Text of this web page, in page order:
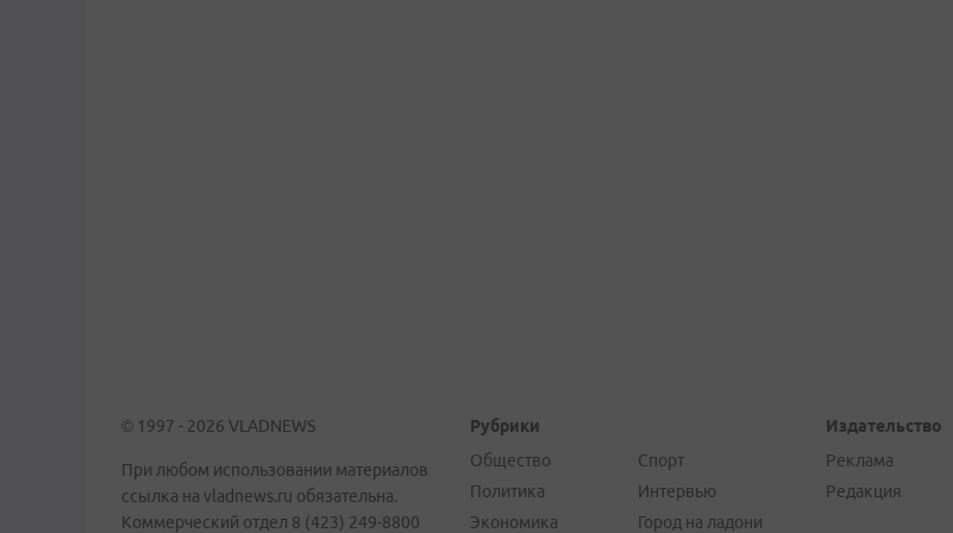
© 1997 - 2026 VLADNEWS
При любом использовании материалов
ссылка на vladnews.ru обязательна.
Коммерческий отдел 8 (423) 249-8800
Рубрики
Общество
Политика
Экономика
Спорт
Интервью
Город на ладони
Издательство
Реклама
Редакция